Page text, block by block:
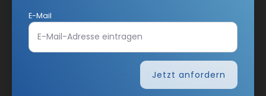
Jetzt anmelden
E-Mail
Jetzt anfordern